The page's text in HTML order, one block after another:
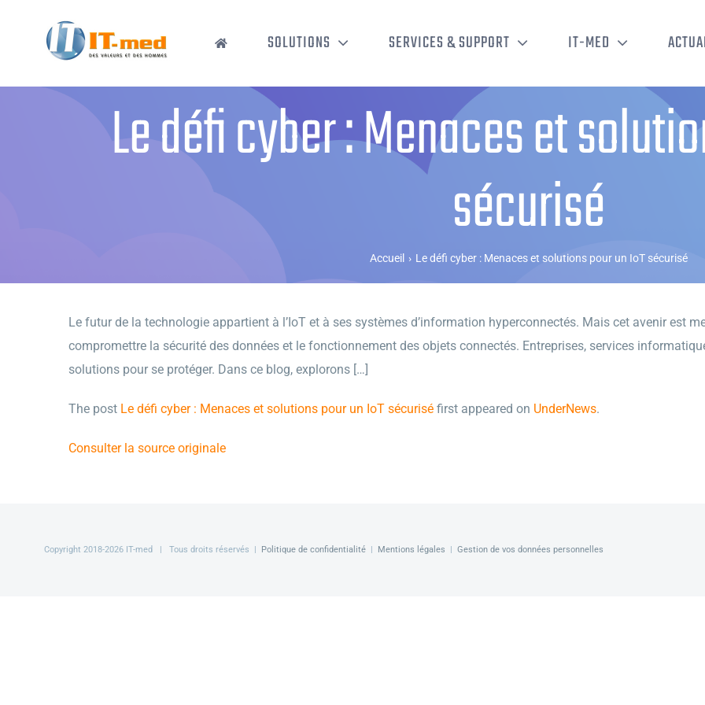
SOLUTIONS SERVICES & SUPPORT IT-MED
Le défi cyber : Menaces et
sécurisé
Accueil › Le défi cyber : Menaces et solutions pour un IoT sécurisé
Le futur de la technologie appartient à l’IoT et à ses systèmes d’information hyperconnectés. Mais cet avenir est
compromettre la sécurité des données et le fonctionnement des objets connectés. Entreprises, services
solutions pour se protéger. Dans ce blog, explorons […]
The post Le défi cyber : Menaces et solutions pour un IoT sécurisé first appeared on UnderNews.
Consulter la source originale
Copyright 2018-2026 IT-med | Tous droits réservés | Politique de confidentialité| Mentions légales | Gestion de vos données personnelles